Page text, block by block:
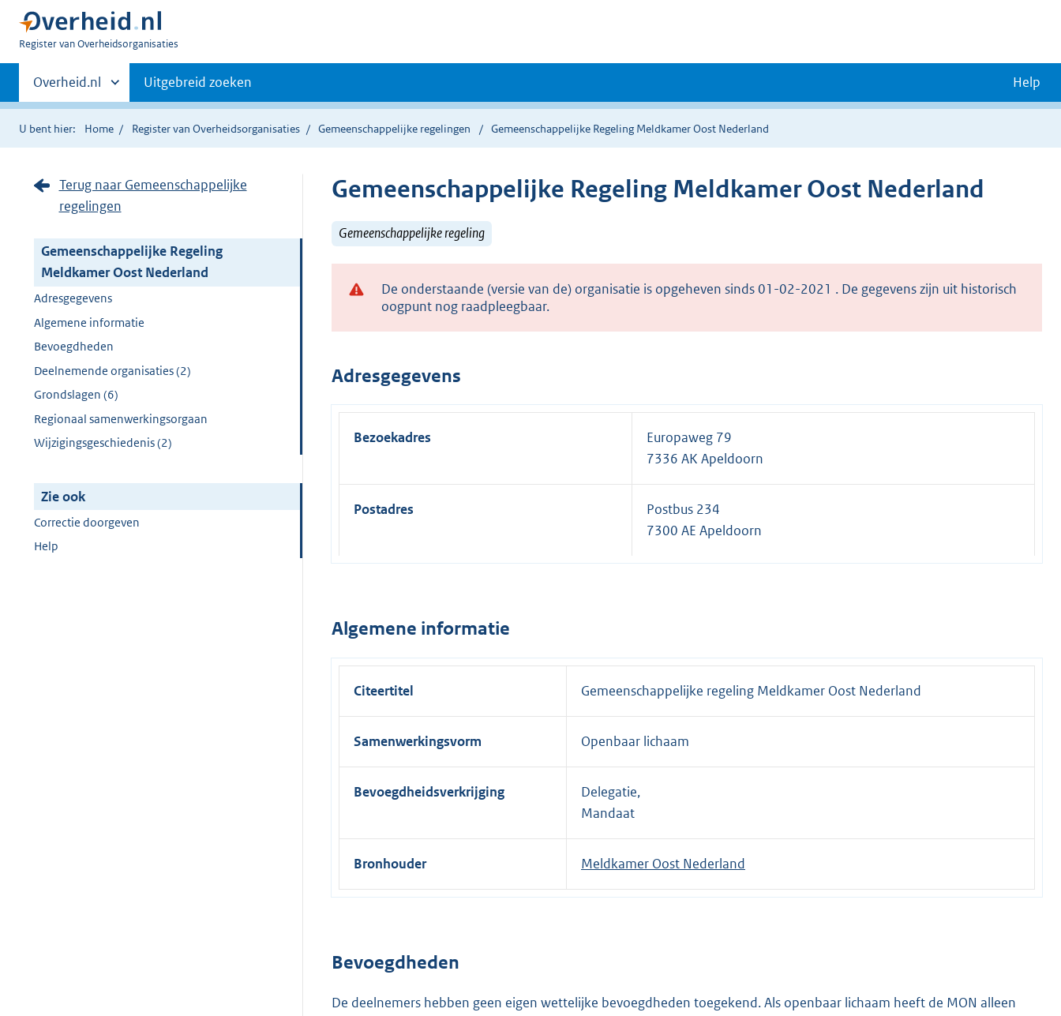
U
Register van Overheidsorganisaties
Primaire
navigatie
Andere
sites
binnen
Overheid.nl Uitgebreid zoeken Help
U bent hier: Home Register van Overheidsorganisaties Gemeenschappelijke regelingen Gemeenschappelijke Regeling Meldkamer Oost Nederland
Terug naar Gemeenschappelijke
regelingen
Gemeenschappelijke Regeling
Meldkamer Oost Nederland
Adresgegevens
Algemene informatie
Bevoegdheden
Deelnemende organisaties (2)
Grondslagen (6)
Regionaal samenwerkingsorgaan
Wijzigingsgeschiedenis (2)
Zie ook
Correctie doorgeven
Help
Gemeenschappelijke Regeling Meldkamer Oost Nederland
Gemeenschappelijke regeling
De onderstaande (versie van de) organisatie is opgeheven sinds 01-02-2021 . De gegevens zijn uit historisch
oogpunt nog raadpleegbaar.
Adresgegevens
Bezoekadres
Europaweg 79
7336 AK Apeldoorn
Postadres
Postbus 234
7300 AE Apeldoorn
Algemene informatie
Citeertitel Gemeenschappelijke regeling Meldkamer Oost Nederland
Samenwerkingsvorm Openbaar lichaam
Bevoegdheidsverkrijging
Delegatie,
Mandaat
Bronhouder Meldkamer Oost Nederland
Bevoegdheden
De deelnemers hebben geen eigen wettelijke bevoegdheden toegekend. Als openbaar lichaam heeft de MON alleen